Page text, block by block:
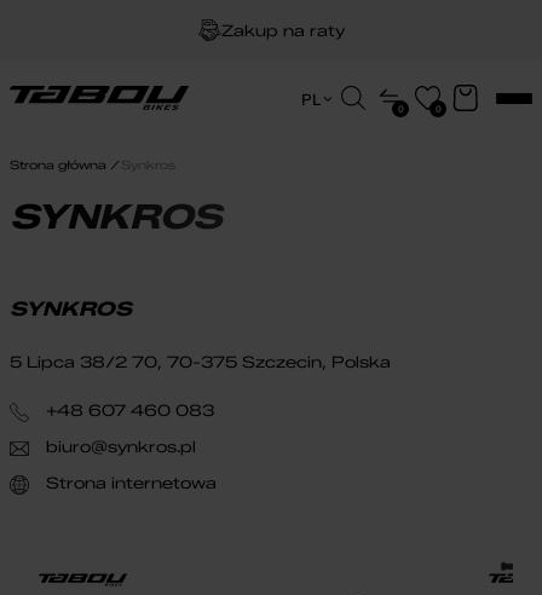
Zakup na raty
Dożywotnia gwarancja na ramę
PL
Wyszukiwarka
produktów
0 0
Strona główna Synkros
SYNKROS
SYNKROS
5 Lipca 38/2 70, 70-375 Szczecin, Polska
+48 607 460 083
biuro@synkros.pl
Strona internetowa